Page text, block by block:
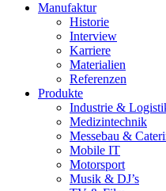
Manufaktur
Historie
Interview
Karriere
Materialien
Referenzen
Produkte
Industrie &
Medizintechnik
Messebau &
Mobile IT
Motorsport
Musik & DJ’s